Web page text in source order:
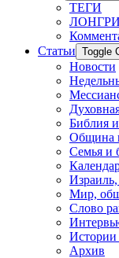
ТЕГИ
Статьи Toggle
Новости
Библия
Община
Семья и
Мир,
Слово
Архив